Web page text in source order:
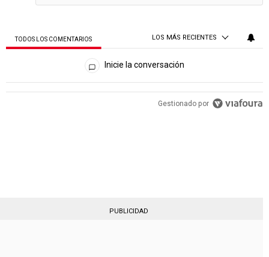
TODOS LOS COMENTARIOS LOS MÁS RECIENTES
Todos los comentarios
Inicie la conversación
PUBLICIDAD